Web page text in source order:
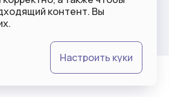
контент. Вы
Настроить куки